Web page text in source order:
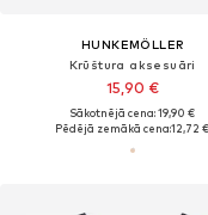
HUNKEMÖLLER
Krūštura aksesuāri
15,90 €
Sākotnējā cena: 19,90 €
Pēdējā zemākā cena:12,72 €